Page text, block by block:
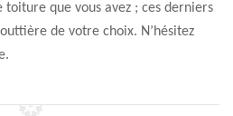
que vous avez ; ces derniers
de votre choix. N’hésitez